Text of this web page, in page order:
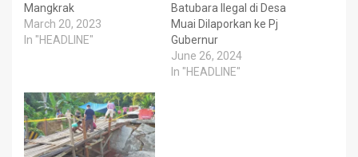
Mangkrak
March 20, 2023
In "HEADLINE"
Batubara Ilegal di Desa
Muai Dilaporkan ke Pj
Gubernur
June 26, 2024
In "HEADLINE"